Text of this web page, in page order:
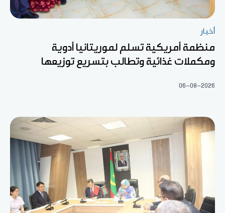
أخبار
منظمة أمريكية تسلم لموريتانيا أدوية
ومكملات غذائية وتطالب بتسريع توزيعها
06-08-2026